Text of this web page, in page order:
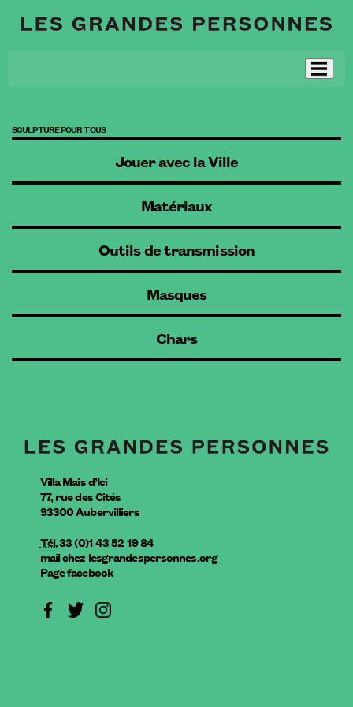
SCULPTURE POUR TOUS
Jouer avec la Ville
Matériaux
Outils de transmission
Masques
Chars
Villa Mais d’Ici
77, rue des Cités
93300Aubervilliers
Tél.33 (0)1 43 52 19 84
mailchez lesgrandespersonnes.org
Page facebook